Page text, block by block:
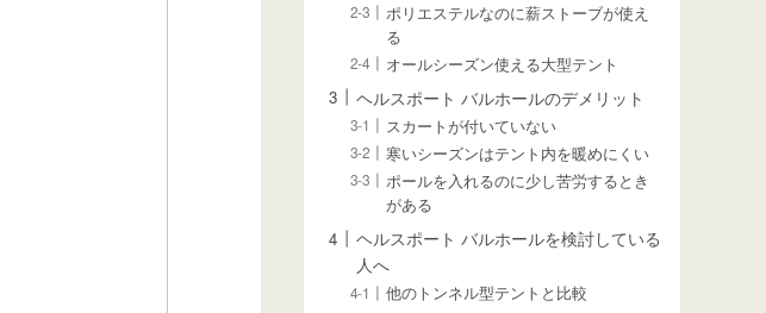
ポリエステルなのに薪ストーブが使え
る
オールシーズン使える大型テント
ヘルスポート バルホールのデメリット
スカートが付いていない
寒いシーズンはテント内を暖めにくい
ポールを入れるのに少し苦労するとき
がある
ヘルスポート バルホールを検討している
人へ
他のトンネル型テントと比較